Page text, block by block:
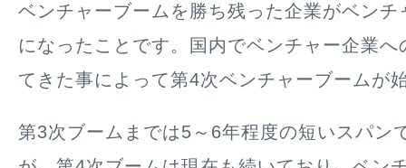
ベンチャーブームを勝ち残った企業がベンチ
になったことです。国内でベンチャー企業
てきた事によって第4次ベンチャーブームが
第3次ブームまでは5～6年程度の短いスパン